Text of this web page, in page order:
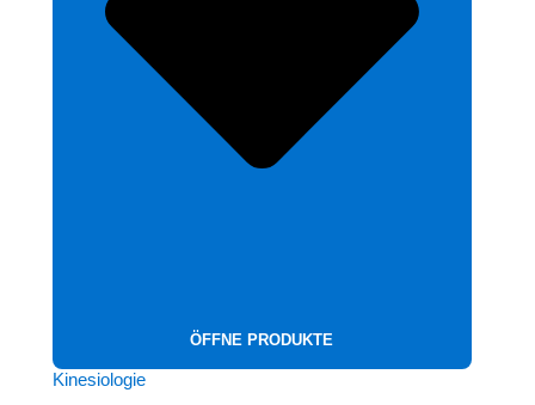
ÖFFNE PRODUKTE
Kinesiologie